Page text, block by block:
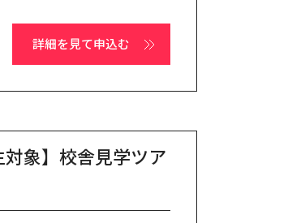
詳細を見て申込む
対象】校舎見学ツア